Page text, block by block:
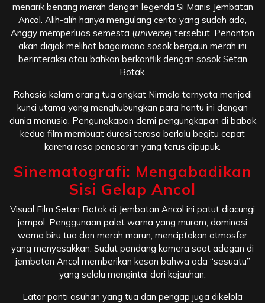
menarik benang merah dengan legenda Si Manis Jembatan
Ancol. Alih-alih hanya mengulang cerita yang sudah ada,
Anggy memperluas semesta (universe) tersebut. Penonton
akan diajak melihat bagaimana sosok bergaun merah ini
berinteraksi atau bahkan berkonflik dengan sosok Setan
Botak.
Rahasia kelam orang tua angkat Nirmala ternyata menjadi
kunci utama yang menghubungkan para hantu ini dengan
dunia manusia. Pengungkapan demi pengungkapan di babak
kedua film membuat durasi terasa berlalu begitu cepat
karena rasa penasaran yang terus dipupuk.
Sinematografi: Mengabadikan
Sisi Gelap Ancol
Visual Film Setan Botak di Jembatan Ancol ini patut diacungi
jempol. Penggunaan palet warna yang muram, dominasi
warna biru tua dan merah marun, menciptakan atmosfer
yang menyesakkan. Sudut pandang kamera saat adegan di
jembatan Ancol memberikan kesan bahwa ada “sesuatu”
yang selalu mengintai dari kejauhan.
Latar panti asuhan yang tua dan pengap juga dikelola